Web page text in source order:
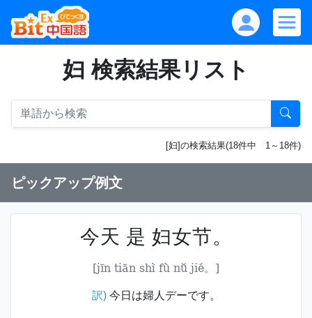
妇 検索結果リスト
[妇]の検索結果(18件中 1～18件)
ピックアップ例文
今天 是 妇女节。
[jīn tiān shì fù nǚ jié。]
訳)今日は婦人デーです。